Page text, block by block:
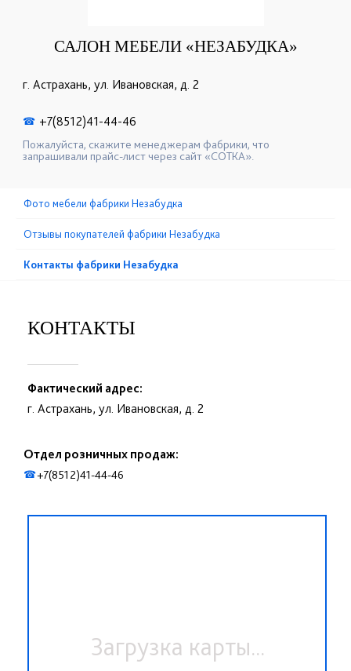
САЛОН МЕБЕЛИ «НЕЗАБУДКА»
г. Астрахань, ул. Ивановская, д. 2
☎ +7(8512)41-44-46
Пожалуйста, скажите менеджерам фабрики, что
запрашивали прайс-лист через сайт «СОТКА».
Фото мебели фабрики Незабудка
Отзывы покупателей фабрики Незабудка
Контакты фабрики Незабудка
КОНТАКТЫ
Фактический адрес:
г. Астрахань, ул. Ивановская, д. 2
Отдел розничных продаж:
☎+7(8512)41-44-46
Загрузка карты...